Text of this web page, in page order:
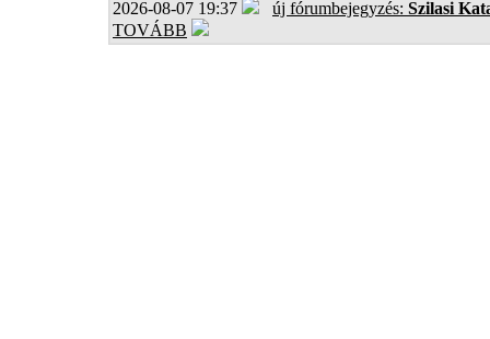
2026-08-07 19:37
új fórumbejegyzés: Szilasi
TOVÁBB